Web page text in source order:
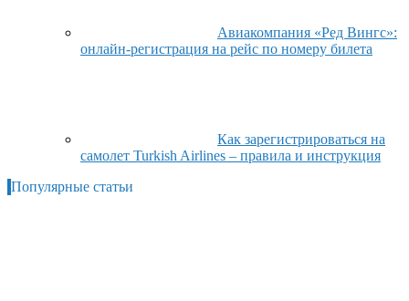
Авиакомпания «Ред Вингс»:
онлайн-регистрация на рейс по номеру билета
Как зарегистрироваться на
самолет Turkish Airlines – правила и инструкция
Популярные статьи